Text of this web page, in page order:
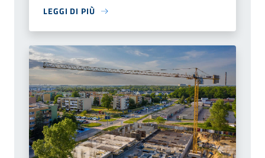
LEGGI DI PIÙ